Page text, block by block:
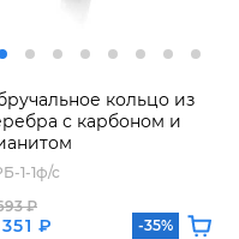
кольцо из
с карбоном и
1-1ф/с
₽
₽
-35%